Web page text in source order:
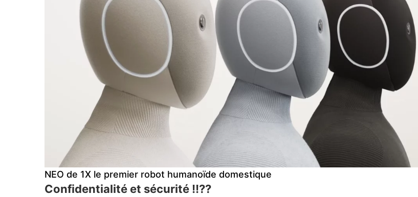
NEO de 1X le premier robot humanoïde domestique
Confidentialité et sécurité !!??